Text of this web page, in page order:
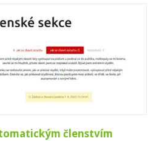
členstvím